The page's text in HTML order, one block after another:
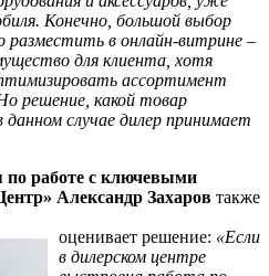
Конечно, большой выбор
разместить в онлайн-витрине –
для клиента, хотя
ассортимент
решение, какой товар
случае дилер принимает
по работе с ключевыми
Александр Захаров также
оценивает решение: «Если
в дилерском центре